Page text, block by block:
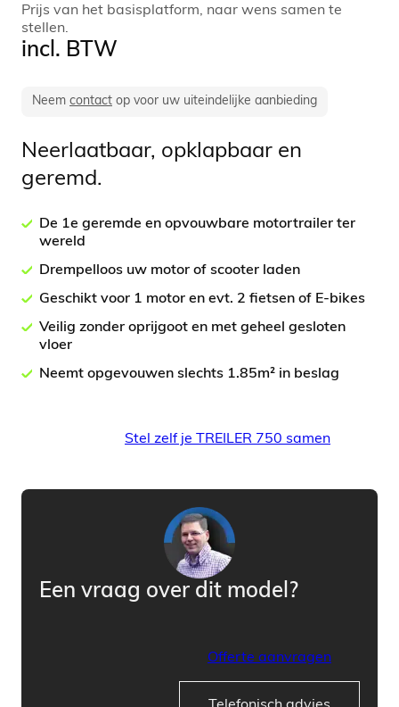
Prijs van het basisplatform, naar wens samen te
stellen.
incl. BTW
Neem contact op voor uw uiteindelijke aanbieding
Neerlaatbaar, opklapbaar en
geremd.
De 1e geremde en opvouwbare motortrailer ter
wereld
Drempelloos uw motor of scooter laden
Geschikt voor 1 motor en evt. 2 fietsen of E-bikes
Veilig zonder oprijgoot en met geheel gesloten
vloer
Neemt opgevouwen slechts 1.85m² in beslag
Stel zelf je TREILER 750 samen
Een vraag over dit model?
Offerte aanvragen